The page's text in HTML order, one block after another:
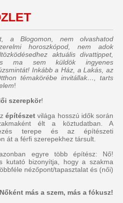
a Blogomon, nem olvashatod
horoszkópod, nem adok
aktuális divattippet,
ma sem küldök ingyenes
Inkább a Ház, a Lakás, az
témakörébe invitállak…, tarts
!
szerepkör!
építészet világa hosszú idők során
élt a köztudatban. A
terepe és az építészeti
át a férfi szerepekhez társult.
egyre több építész: Nő!
kutató bizonyítja, hogy a szakma
nézőpont/tapasztalat és (női)
más a szem, más a fókusz!